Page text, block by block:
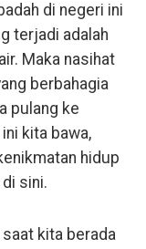
di negeri ini
terjadi adalah
Maka nasihat
berbahagia
pulang ke
kita bawa,
hidup
sini.
kita berada